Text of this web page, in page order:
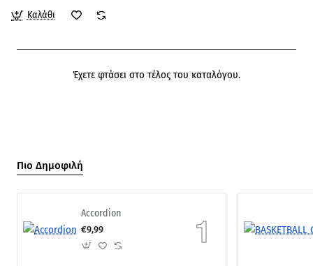
Καλάθι
Έχετε φτάσει στο τέλος του καταλόγου.
Πιο Δημοφιλή
Accordion
€9,99